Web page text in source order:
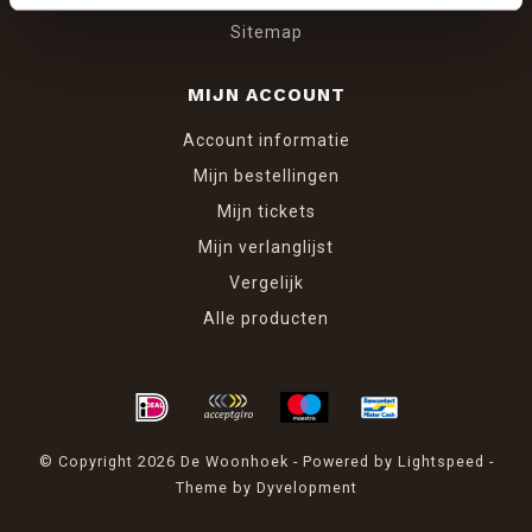
Sitemap
MIJN ACCOUNT
Account informatie
Mijn bestellingen
Mijn tickets
Mijn verlanglijst
Vergelijk
Alle producten
© Copyright 2026 De Woonhoek - Powered by Lightspeed -
Theme by Dyvelopment